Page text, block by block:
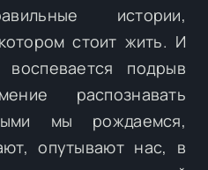
истории,
стоит жить. И
подрыв
распознавать
мы рождаемся,
опутывают нас, в